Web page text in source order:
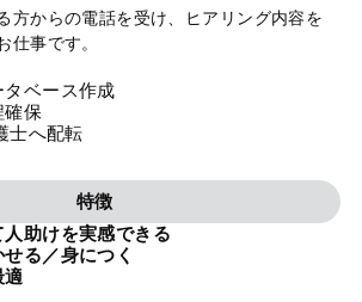
方からの電話を受け、ヒアリング内容を
仕事です。
タベース作成
確保
士へ配転
特徴
人助けを実感できる
る／身につく
適
リシー 利用規約 内部通報
受賞